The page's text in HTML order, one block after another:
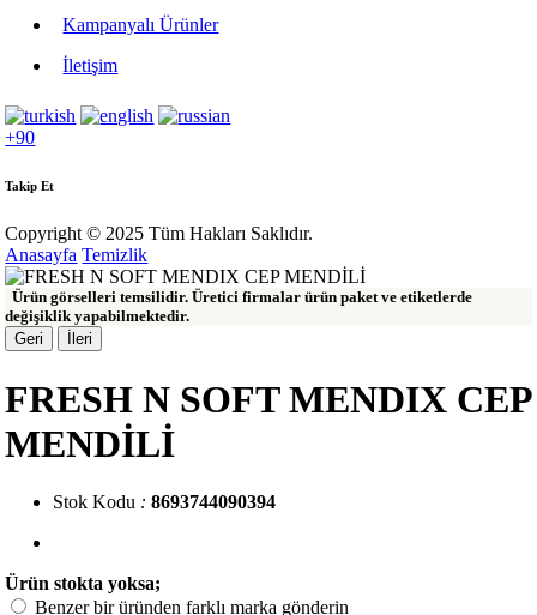
Kampanyalı Ürünler
İletişim
+90
Takip Et
Copyright © 2025 Tüm Hakları Saklıdır.
Anasayfa Temizlik
Ürün görselleri temsilidir. Üretici firmalar ürün paket ve etiketlerde
değişiklik yapabilmektedir.
Geri
İleri
FRESH N SOFT MENDIX CEP
MENDİLİ
Stok Kodu : 8693744090394
Ürün stokta yoksa;
Benzer bir üründen farklı marka gönderin